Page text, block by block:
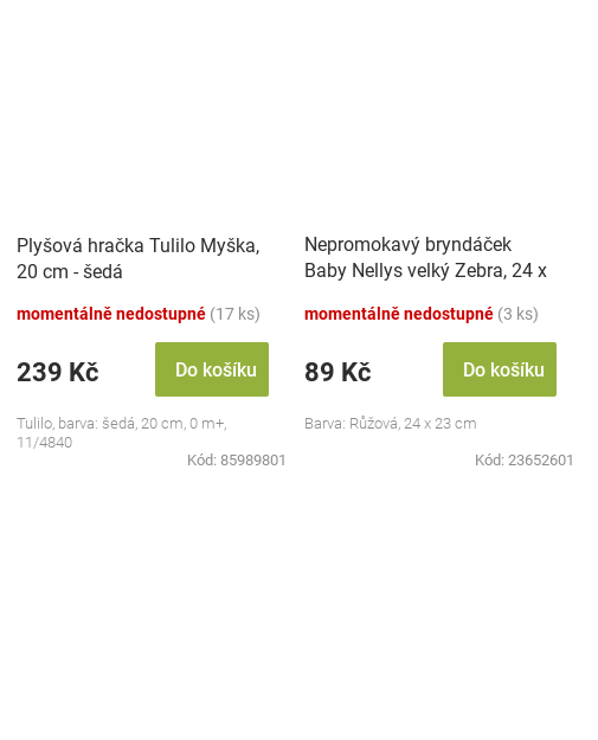
Plyšová hračka Tulilo Myška,
20 cm - šedá
momentálně nedostupné (17 ks)
239 Kč Do košíku
Tulilo, barva: šedá, 20 cm, 0 m+,
11/4840
Kód: 85989801
Nepromokavý bryndáček
Baby Nellys velký Zebra, 24 x
momentálně nedostupné (3 ks)
89 Kč Do košíku
Barva: Růžová, 24 x 23 cm
Kód: 23652601